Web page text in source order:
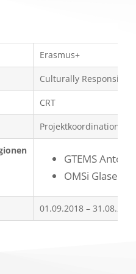
Erasmus+
Culturally Responsive
CRT
Projektkoordination
GTEMS
OMSi
01.09.2018 – 31.08.2019